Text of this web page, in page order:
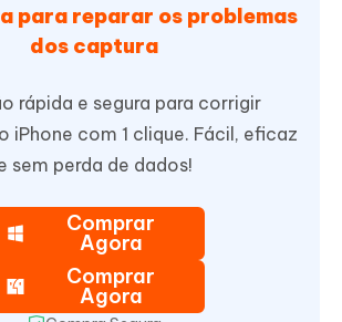
para reparar os problemas
dos captura
rápida e segura para corrigir
iPhone com 1 clique. Fácil, eficaz
sem perda de dados!
Comprar
Agora
Comprar
Agora